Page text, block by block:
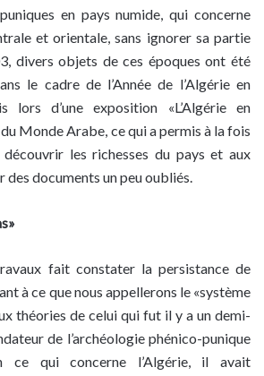
en pays numide, qui concerne
et orientale, sans ignorer sa partie
divers objets de ces époques ont été
le cadre de l’Année de l’Algérie en
lors d’une exposition «L’Algérie en
Monde Arabe, ce qui a permis à la fois
les richesses du pays et aux
des documents un peu oubliés.
fait constater la persistance de
à ce que nous appellerons le «système
théories de celui qui fut il y a un demi-
de l’archéologie phénico-punique
ce qui concerne l’Algérie, il avait